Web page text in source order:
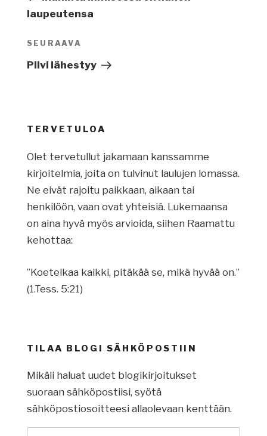
laupeutensa
Seuraava
artikkeli
SEURAAVA
Pilvi lähestyy
TERVETULOA
Olet tervetullut jakamaan kanssamme
kirjoitelmia, joita on tulvinut laulujen lomassa.
Ne eivät rajoitu paikkaan, aikaan tai
henkilöön, vaan ovat yhteisiä. Lukemaansa
on aina hyvä myös arvioida, siihen Raamattu
kehottaa:
”Koetelkaa kaikki, pitäkää se, mikä hyvää on.”
(1.Tess. 5:21)
TILAA BLOGI SÄHKÖPOSTIIN
Mikäli haluat uudet blogikirjoitukset
suoraan sähköpostiisi, syötä
sähköpostiosoitteesi allaolevaan kenttään.